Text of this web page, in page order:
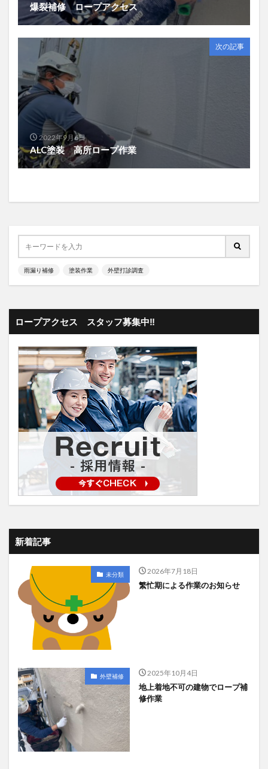
爆裂補修 ロープアクセス
次の記事
2022年9月6日
ALC塗装 高所ロープ作業
雨漏り補修 塗装作業 外壁打診調査
ロープアクセス スタッフ募集中‼
新着記事
未分類 2026年7月18日
繁忙期による作業のお知らせ
外壁補修 2025年10月4日
地上着地不可の建物でロープ補
修作業